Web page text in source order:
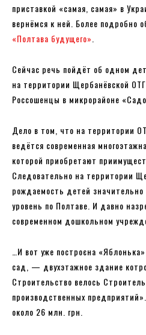
приставкой «самая, самая» в
вернёмся к ней. Более подробно
«Полтава будущего»
Сейчас речь пойдёт об одном
на территории Щербанёвской
Россошенцы в микрорайоне
Дело в том, что на территории
ведётся современная
которой приобретают
Следовательно на территории
рождаемость детей
уровень по Полтаве. И давно
современном дошкольном
…И вот уже построєна
сад, — двухэтажное здание
Строительство велось
производственных
около 26 млн. грн.